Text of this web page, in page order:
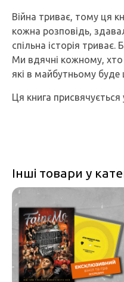
Війна триває, тому ця
кожна розповідь,
спільна історія триває.
Ми вдячні кожному,
які в майбутньому буде
Ця книга присвячується
Інші товари у